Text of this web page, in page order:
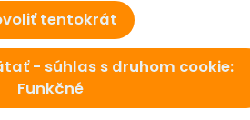
tentokrát
- súhlas s druhom cookie:
Funkčné